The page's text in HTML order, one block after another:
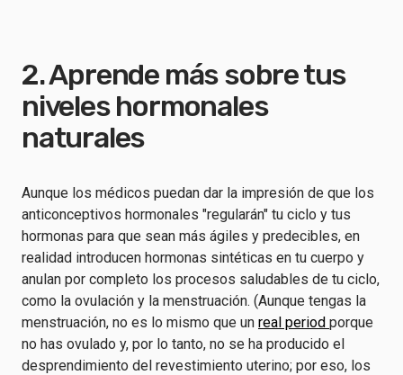
2. Aprende más sobre tus
niveles hormonales
naturales
Aunque los médicos puedan dar la impresión de que los
anticonceptivos hormonales "regularán" tu ciclo y tus
hormonas para que sean más ágiles y predecibles, en
realidad introducen hormonas sintéticas en tu cuerpo y
anulan por completo los procesos saludables de tu ciclo,
como la ovulación y la menstruación. (Aunque tengas la
menstruación, no es lo mismo que un real period porque
no has ovulado y, por lo tanto, no se ha producido el
desprendimiento del revestimiento uterino; por eso, los